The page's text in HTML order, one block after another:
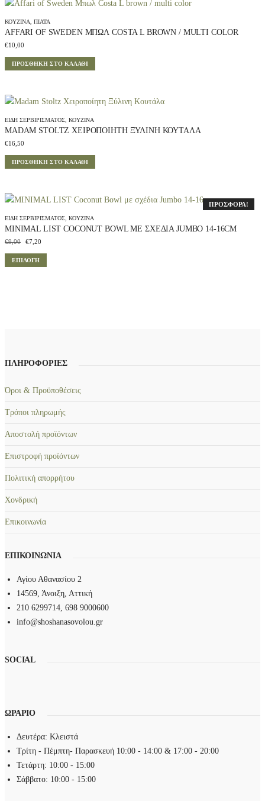
ΚΟΥΖΊΝΑ ΠΙΆΤΑ
AFFARI OF SWEDEN ΜΠΩΛ COSTA L BROWN / MULTI COLOR
€10,00
ΠΡΟΣΘΉΚΗ ΣΤΟ ΚΑΛΆΘΙ
ΕΊΔΗ ΣΕΡΒΙΡΊΣΜΑΤΟΣ ΚΟΥΖΊΝΑ
MADAM STOLTZ ΧΕΙΡΟΠΟΊΗΤΗ ΞΎΛΙΝΗ ΚΟΥΤΆΛΑ
€16,50
ΠΡΟΣΘΉΚΗ ΣΤΟ ΚΑΛΆΘΙ
ΠΡΟΣΦΟΡΆ!
ΕΊΔΗ ΣΕΡΒΙΡΊΣΜΑΤΟΣ ΚΟΥΖΊΝΑ
MINIMAL LIST COCONUT BOWL ΜΕ ΣΧΈΔΙΑ JUMBO 14-16CM
€9,00
Original
was:
€7,20
ΕΠΙΛΟΓΉ
επιλογές
να
στη
σελίδα
προϊόντος
ΠΛΗΡΟΦΟΡΙΕΣ
Όροι & Προϋποθέσεις
Τρόποι πληρωμής
Αποστολή προϊόντων
Επιστροφή προϊόντων
Πολιτική απορρήτου
Χονδρική
Επικοινωνία
ΕΠΙΚΟΙΝΩΝΙΑ
Αγίου Αθανασίου 2
14569, Άνοιξη, Αττική
210 6299714, 698 9000600
info@shoshanasovolou.gr
SOCIAL
ΩΡΑΡΙΟ
Δευτέρα: Κλειστά
Τρίτη - Πέμπτη- Παρασκευή 10:00 - 14:00 & 17:00 - 20:00
Τετάρτη: 10:00 - 15:00
Σάββατο: 10:00 - 15:00